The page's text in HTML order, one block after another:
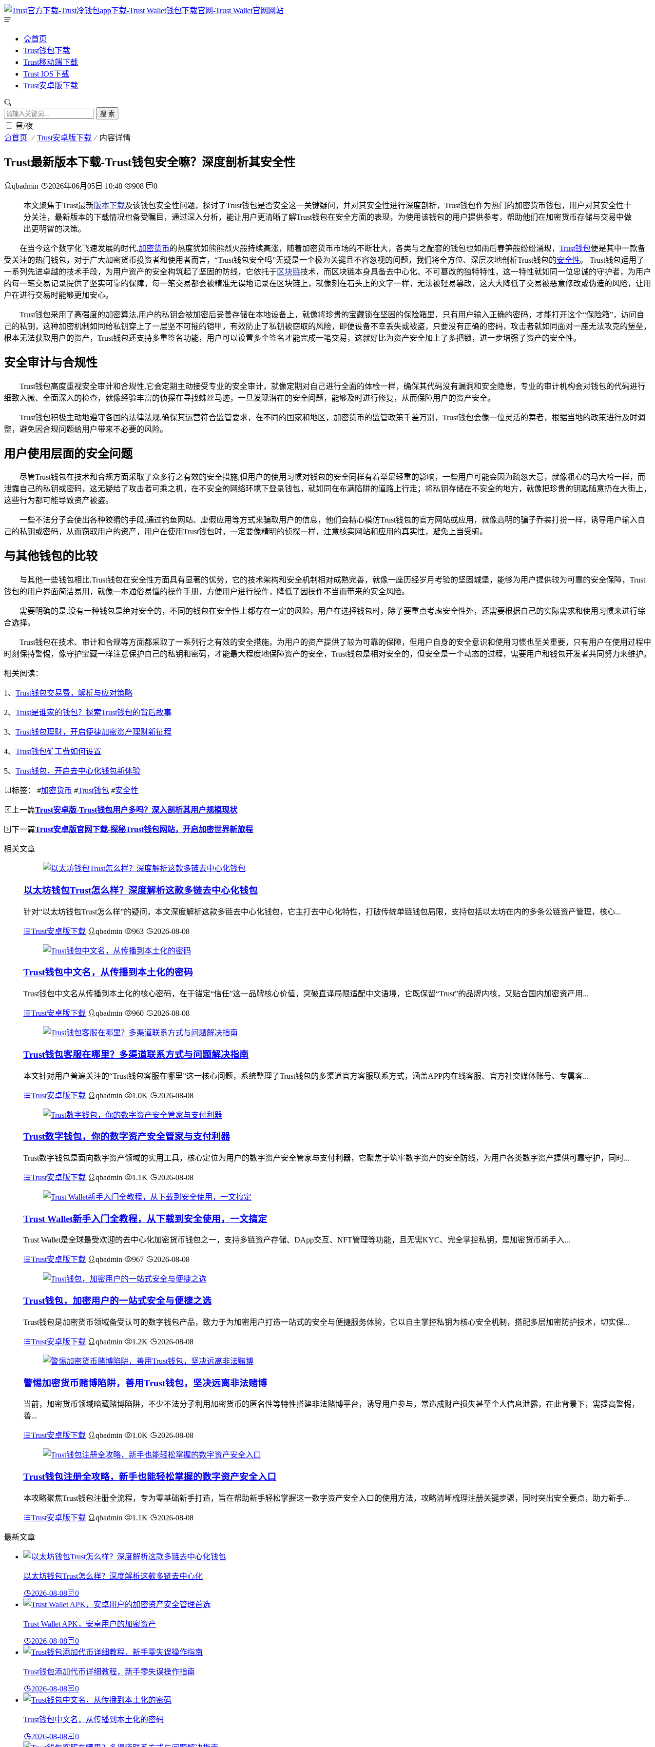
首页
Trust钱包下载
Trust移动端下载
Trust IOS下载
Trust安卓版下载
搜 索
昼/夜
首页 Trust安卓版下载 内容详情
Trust最新版本下载-Trust钱包安全嘛？深度剖析其安全性
qbadmin 2026年06月05日 10:48 908 0
本文聚焦于Trust最新版本下载及该钱包安全性问题，探讨了Trust钱包是否安全这一关键疑问，并对其安全性进行深度剖析，Trust钱包作为热门的加密货币钱包，用户对其安全性十
分关注，最新版本的下载情况也备受瞩目，通过深入分析，能让用户更清晰了解Trust钱包在安全方面的表现，为使用该钱包的用户提供参考，帮助他们在加密货币存储与交易中做
出更明智的决策。
在当今这个数字化飞速发展的时代,加密货币的热度犹如熊熊烈火般持续高涨，随着加密货币市场的不断壮大，各类与之配套的钱包也如雨后春笋般纷纷涌现， Trust钱包便是其中一款备
受关注的热门钱包，对于广大加密货币投资者和使用者而言，“Trust钱包安全吗”无疑是一个极为关键且不容忽视的问题，我们将全方位、深层次地剖析Trust钱包的安全性。 Trust钱包运用了
一系列先进卓越的技术手段，为用户资产的安全构筑起了坚固的防线，它依托于区块链技术，而区块链本身具备去中心化、不可篡改的独特特性，这一特性就如同一位忠诚的守护者，为用户
的每一笔交易记录提供了坚实可靠的保障，每一笔交易都会被精准无误地记录在区块链上，就像刻在石头上的文字一样，无法被轻易篡改，这大大降低了交易被恶意修改或伪造的风险，让用
户在进行交易时能够更加安心。
Trust钱包采用了高强度的加密算法,用户的私钥会被加密后妥善存储在本地设备上，就像将珍贵的宝藏锁在坚固的保险箱里，只有用户输入正确的密码，才能打开这个“保险箱”，访问自
己的私钥，这种加密机制如同给私钥穿上了一层坚不可摧的铠甲，有效防止了私钥被窃取的风险，即便设备不幸丢失或被盗，只要没有正确的密码，攻击者就如同面对一座无法攻克的堡垒，
根本无法获取用户的资产，Trust钱包还支持多重签名功能，用户可以设置多个签名才能完成一笔交易，这就好比为资产安全加上了多把锁，进一步增强了资产的安全性。
安全审计与合规性
Trust钱包高度重视安全审计和合规性,它会定期主动接受专业的安全审计，就像定期对自己进行全面的体检一样，确保其代码没有漏洞和安全隐患，专业的审计机构会对钱包的代码进行
细致入微、全面深入的检查，就像经验丰富的侦探在寻找蛛丝马迹，一旦发现潜在的安全问题，能够及时进行修复，从而保障用户的资产安全。
Trust钱包积极主动地遵守各国的法律法规,确保其运营符合监管要求，在不同的国家和地区，加密货币的监管政策千差万别，Trust钱包会像一位灵活的舞者，根据当地的政策进行及时调
整，避免因合规问题给用户带来不必要的风险。
用户使用层面的安全问题
尽管Trust钱包在技术和合规方面采取了众多行之有效的安全措施,但用户的使用习惯对钱包的安全同样有着举足轻重的影响，一些用户可能会因为疏忽大意，就像粗心的马大哈一样，而
泄露自己的私钥或密码，这无疑给了攻击者可乘之机，在不安全的网络环境下登录钱包，就如同在布满陷阱的道路上行走；将私钥存储在不安全的地方，就像把珍贵的钥匙随意扔在大街上，
这些行为都可能导致资产被盗。
一些不法分子会使出各种狡猾的手段,通过钓鱼网站、虚假应用等方式来骗取用户的信息，他们会精心模仿Trust钱包的官方网站或应用，就像高明的骗子乔装打扮一样，诱导用户输入自
己的私钥或密码，从而窃取用户的资产，用户在使用Trust钱包时，一定要像精明的侦探一样，注意核实网站和应用的真实性，避免上当受骗。
与其他钱包的比较
与其他一些钱包相比,Trust钱包在安全性方面具有显著的优势，它的技术架构和安全机制相对成熟完善，就像一座历经岁月考验的坚固城堡，能够为用户提供较为可靠的安全保障，Trust
钱包的用户界面简洁易用，就像一本通俗易懂的操作手册，方便用户进行操作，降低了因操作不当而带来的安全风险。
需要明确的是,没有一种钱包是绝对安全的，不同的钱包在安全性上都存在一定的风险，用户在选择钱包时，除了要重点考虑安全性外，还需要根据自己的实际需求和使用习惯来进行综
合选择。
Trust钱包在技术、审计和合规等方面都采取了一系列行之有效的安全措施，为用户的资产提供了较为可靠的保障，但用户自身的安全意识和使用习惯也至关重要，只有用户在使用过程中
时刻保持警惕，像守护宝藏一样注意保护自己的私钥和密码，才能最大程度地保障资产的安全，Trust钱包是相对安全的，但安全是一个动态的过程，需要用户和钱包开发者共同努力来维护。
相关阅读：
1、 Trust钱包交易费，解析与应对策略
2、 Trust是谁家的钱包？探索Trust钱包的背后故事
3、 Trust钱包理财，开启便捷加密资产理财新征程
4、 Trust钱包矿工费如何设置
5、 Trust钱包，开启去中心化钱包新体验
标签： #加密货币 #Trust钱包 #安全性
上一篇Trust安卓版-Trust钱包用户多吗？深入剖析其用户规模现状
下一篇Trust安卓版官网下载-探秘Trust钱包网站，开启加密世界新旅程
相关文章
以太坊钱包Trust怎么样？深度解析这款多链去中心化钱包
针对“以太坊钱包Trust怎么样”的疑问，本文深度解析这款多链去中心化钱包，它主打去中心化特性，打破传统单链钱包局限，支持包括以太坊在内的多条公链资产管理，核心...
Trust安卓版下载 qbadmin 963 2026-08-08
Trust钱包中文名，从传播到本土化的密码
Trust钱包中文名从传播到本土化的核心密码，在于锚定“信任”这一品牌核心价值，突破直译局限适配中文语境，它既保留“Trust”的品牌内核，又贴合国内加密资产用...
Trust安卓版下载 qbadmin 960 2026-08-08
Trust钱包客服在哪里？多渠道联系方式与问题解决指南
本文针对用户普遍关注的“Trust钱包客服在哪里”这一核心问题，系统整理了Trust钱包的多渠道官方客服联系方式，涵盖APP内在线客服、官方社交媒体账号、专属客...
Trust安卓版下载 qbadmin 1.0K 2026-08-08
Trust数字钱包，你的数字资产安全管家与支付利器
Trust数字钱包是面向数字资产领域的实用工具，核心定位为用户的数字资产安全管家与支付利器，它聚焦于筑牢数字资产的安全防线，为用户各类数字资产提供可靠守护，同时...
Trust安卓版下载 qbadmin 1.1K 2026-08-08
Trust Wallet新手入门全教程，从下载到安全使用，一文搞定
Trust Wallet是全球最受欢迎的去中心化加密货币钱包之一，支持多链资产存储、DApp交互、NFT管理等功能，且无需KYC、完全掌控私钥，是加密货币新手入...
Trust安卓版下载 qbadmin 967 2026-08-08
Trust钱包，加密用户的一站式安全与便捷之选
Trust钱包是加密货币领域备受认可的数字钱包产品，致力于为加密用户打造一站式的安全与便捷服务体验，它以自主掌控私钥为核心安全机制，搭配多层加密防护技术，切实保...
Trust安卓版下载 qbadmin 1.2K 2026-08-08
警惕加密货币赌博陷阱，善用Trust钱包，坚决远离非法赌博
当前，加密货币领域暗藏赌博陷阱，不少不法分子利用加密货币的匿名性等特性搭建非法赌博平台，诱导用户参与，常造成财产损失甚至个人信息泄露，在此背景下，需提高警惕，
善...
Trust安卓版下载 qbadmin 1.0K 2026-08-08
Trust钱包注册全攻略，新手也能轻松掌握的数字资产安全入口
本攻略聚焦Trust钱包注册全流程，专为零基础新手打造，旨在帮助新手轻松掌握这一数字资产安全入口的使用方法，攻略清晰梳理注册关键步骤，同时突出安全要点，助力新手...
Trust安卓版下载 qbadmin 1.1K 2026-08-08
最新文章
以太坊钱包Trust怎么样？深度解析这款多链去中心化
2026-08-08 0
Trust Wallet APK，安卓用户的加密资产
2026-08-08 0
Trust钱包添加代币详细教程，新手零失误操作指南
2026-08-08 0
Trust钱包中文名，从传播到本土化的密码
2026-08-08 0